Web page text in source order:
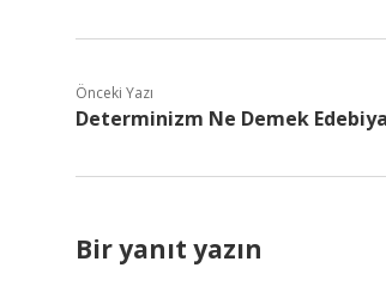
Önceki Yazı
Determinizm Ne Demek
Bir yanıt yazın